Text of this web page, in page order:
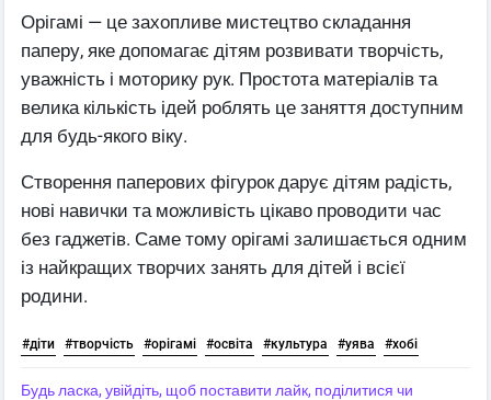
Орігамі — це захопливе мистецтво складання
паперу, яке допомагає дітям розвивати творчість,
уважність і моторику рук. Простота матеріалів та
велика кількість ідей роблять це заняття доступним
для будь-якого віку.
Створення паперових фігурок дарує дітям радість,
нові навички та можливість цікаво проводити час
без гаджетів. Саме тому орігамі залишається одним
із найкращих творчих занять для дітей і всієї
родини.
#діти #творчість #орігамі #освіта #культура #уява #хобі
Будь ласка, увійдіть, щоб поставити лайк, поділитися чи